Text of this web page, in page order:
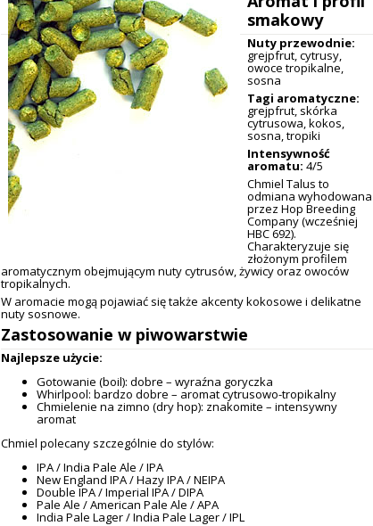
smakowy
Nuty przewodnie:
grejpfrut, cytrusy,
owoce tropikalne,
sosna
Tagi aromatyczne:
grejpfrut, skórka
cytrusowa, kokos,
sosna, tropiki
Intensywność
aromatu: 4/5
Chmiel Talus to
odmiana wyhodowana
przez Hop Breeding
Company (wcześniej
HBC 692).
Charakteryzuje się
złożonym profilem
aromatycznym obejmującym nuty cytrusów, żywicy oraz owoców
tropikalnych.
W aromacie mogą pojawiać się także akcenty kokosowe i delikatne
nuty sosnowe.
Zastosowanie w piwowarstwie
Najlepsze użycie:
Gotowanie (boil): dobre – wyraźna goryczka
Whirlpool: bardzo dobre – aromat cytrusowo-tropikalny
Chmielenie na zimno (dry hop): znakomite – intensywny
aromat
Chmiel polecany szczególnie do stylów:
IPA / India Pale Ale / IPA
New England IPA / Hazy IPA / NEIPA
Double IPA / Imperial IPA / DIPA
Pale Ale / American Pale Ale / APA
India Pale Lager / India Pale Lager / IPL